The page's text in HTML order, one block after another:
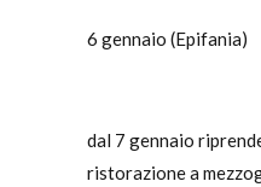
6 gennaio
dal 7 gennaio
ristorazione a